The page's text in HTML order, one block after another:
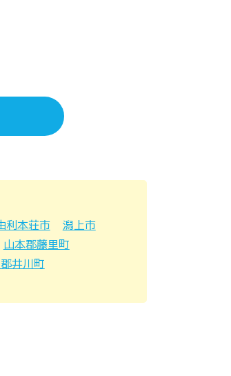
利本荘市
潟上市
山本郡藤里町
井川町